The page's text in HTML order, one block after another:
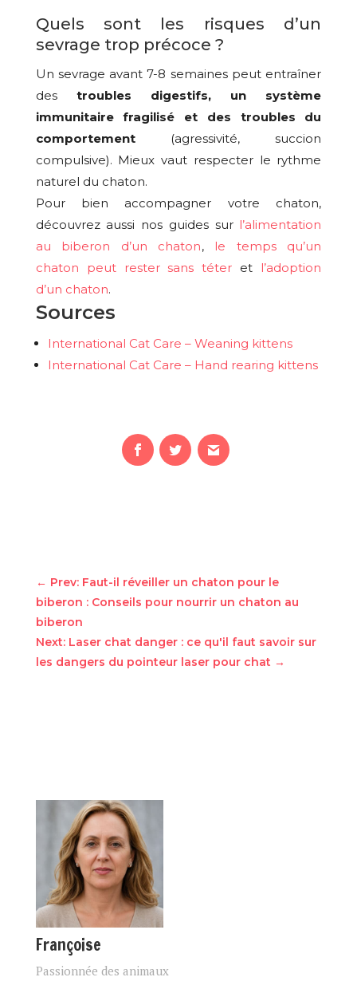
Quels sont les risques d’un
sevrage trop précoce ?
Un sevrage avant 7-8 semaines peut entraîner
des troubles digestifs, un système
immunitaire fragilisé et des troubles du
comportement(agressivité, succion
compulsive). Mieux vaut respecter le rythme
naturel du chaton.
Pour bien accompagner votre chaton,
découvrez aussi nos guides sur l’alimentation
au biberon d’un chaton,
le temps qu’un
chaton peut rester sans téter et l’adoption
d’un chaton.
Sources
International Cat Care – Weaning kittens
International Cat Care – Hand rearing kittens
← Prev: Faut-il réveiller un chaton pour le
biberon : Conseils pour nourrir un chaton au
biberon
Next: Laser chat danger : ce qu'il faut savoir sur
les dangers du pointeur laser pour chat →
Françoise
Passionnée des animaux